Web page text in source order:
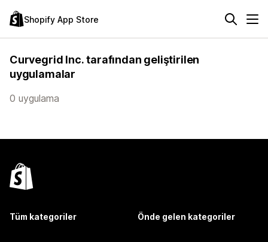
Shopify App Store
Curvegrid Inc. tarafından geliştirilen
uygulamalar
0 uygulama
Tüm kategoriler Önde gelen kategoriler